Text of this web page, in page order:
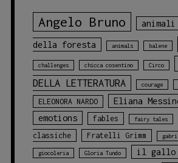
Angelo Bruno animali
della foresta animals balene
challenges chicca cosentino Circo
DELLA LETTERATURA
courage
ELEONORA NARDO
Eliana
emotions
fables fairy tales
classiche
Fratelli Grimm
giocoleria Gloria Tundo il gallo